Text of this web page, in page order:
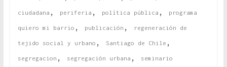
ciudadana , periferia , política pública , programa
quiero mi barrio , publicación , regeneración de
tejido social y urbano , Santiago de Chile ,
segregacion , segregación urbana , seminario